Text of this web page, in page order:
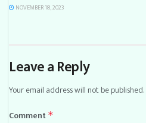
NOVEMBER 18, 2023
Leave a Reply
Your email address will not be published.
Comment *